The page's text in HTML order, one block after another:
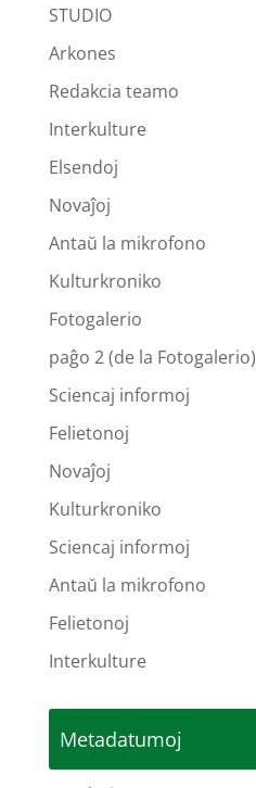
STUDIO
Arkones
Redakcia teamo
Interkulture
Elsendoj
Novaĵoj
Antaŭ la mikrofono
Kulturkroniko
Fotogalerio
paĝo 2 (de la Fotogalerio)
Sciencaj informoj
Felietonoj
Novaĵoj
Kulturkroniko
Sciencaj informoj
Antaŭ la mikrofono
Felietonoj
Interkulture
Metadatumoj